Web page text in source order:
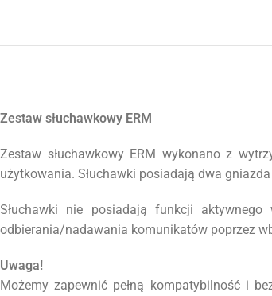
Zestaw słuchawkowy ERM
Zestaw słuchawkowy ERM wykonano z
użytkowania. Słuchawki posiadają dwa
Słuchawki nie posiadają funkcji
odbierania/nadawania komunikatów poprzez
Uwaga!
Możemy zapewnić pełną kompatybilność i